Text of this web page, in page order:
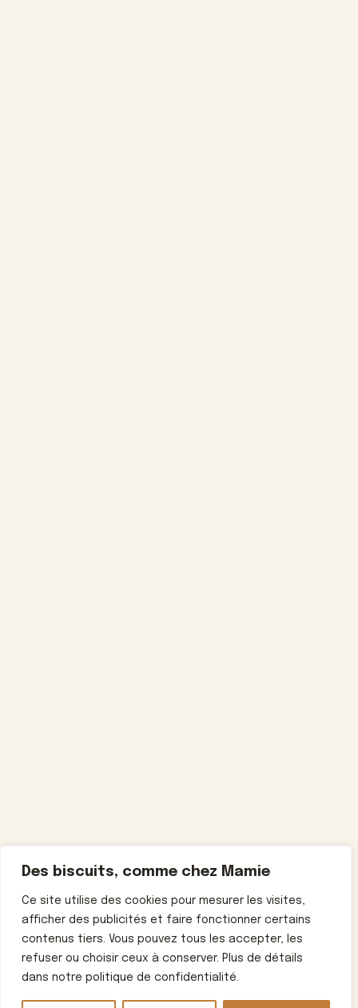
Des biscuits, comme chez Mamie
Ce site utilise des cookies pour mesurer les visites,
afficher des publicités et faire fonctionner certains
contenus tiers. Vous pouvez tous les accepter, les
refuser ou choisir ceux à conserver. Plus de détails
dans notre politique de confidentialité.